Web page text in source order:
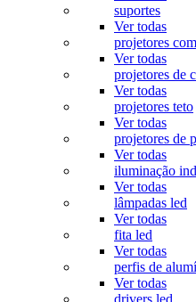
suportes
Ver todas
projetores
Ver todas
projetores de
Ver todas
projetores teto
Ver todas
projetores de
Ver todas
iluminação
Ver todas
lâmpadas led
Ver todas
fita led
Ver todas
perfis de
Ver todas